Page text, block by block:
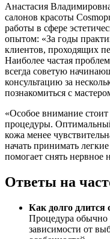
Анастасия
салонов красоты
работы в сфере
опытом: «За годы
клиентов, проходящих
Наиболее частая
всегда советую
консультацию за
познакомиться с
«Особое внимание
процедуры.
кожа менее
начать принимать
помогает снять нервное
Ответы на
Как долго длится
Процедура обычно
зависимости от